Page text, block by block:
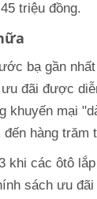
triệu đồng.
bạ gần
đãi được
khuyến mại
hàng trăm
khi các ôtô
sách ưu